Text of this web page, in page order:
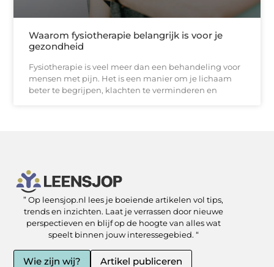
Waarom fysiotherapie belangrijk is voor je
gezondheid
Fysiotherapie is veel meer dan een behandeling voor
mensen met pijn. Het is een manier om je lichaam
beter te begrijpen, klachten te verminderen en
” Op leensjop.nl lees je boeiende artikelen vol tips,
trends en inzichten. Laat je verrassen door nieuwe
perspectieven en blijf op de hoogte van alles wat
speelt binnen jouw interessegebied. “
Wie zijn wij? Artikel publiceren